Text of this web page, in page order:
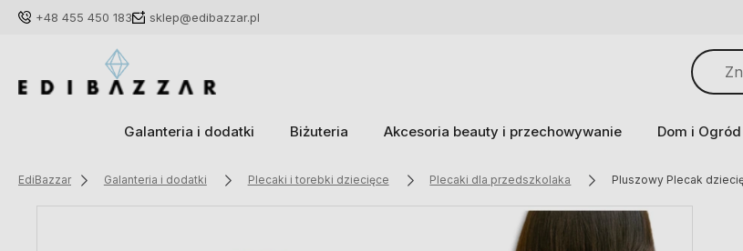
+48 455 450 183 sklep@edibazzar.pl
Galanteria i dodatki Biżuteria Akcesoria beauty i przechowywanie Dom i Ogród
EdiBazzar Galanteria i dodatki Plecaki i torebki dziecięce Plecaki dla przedszkolaka Pluszowy Plecak